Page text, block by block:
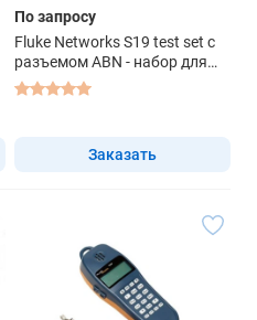
По запросу
Fluke Networks S19 test set с
разъемом ABN - набор для
тестирования
Заказать